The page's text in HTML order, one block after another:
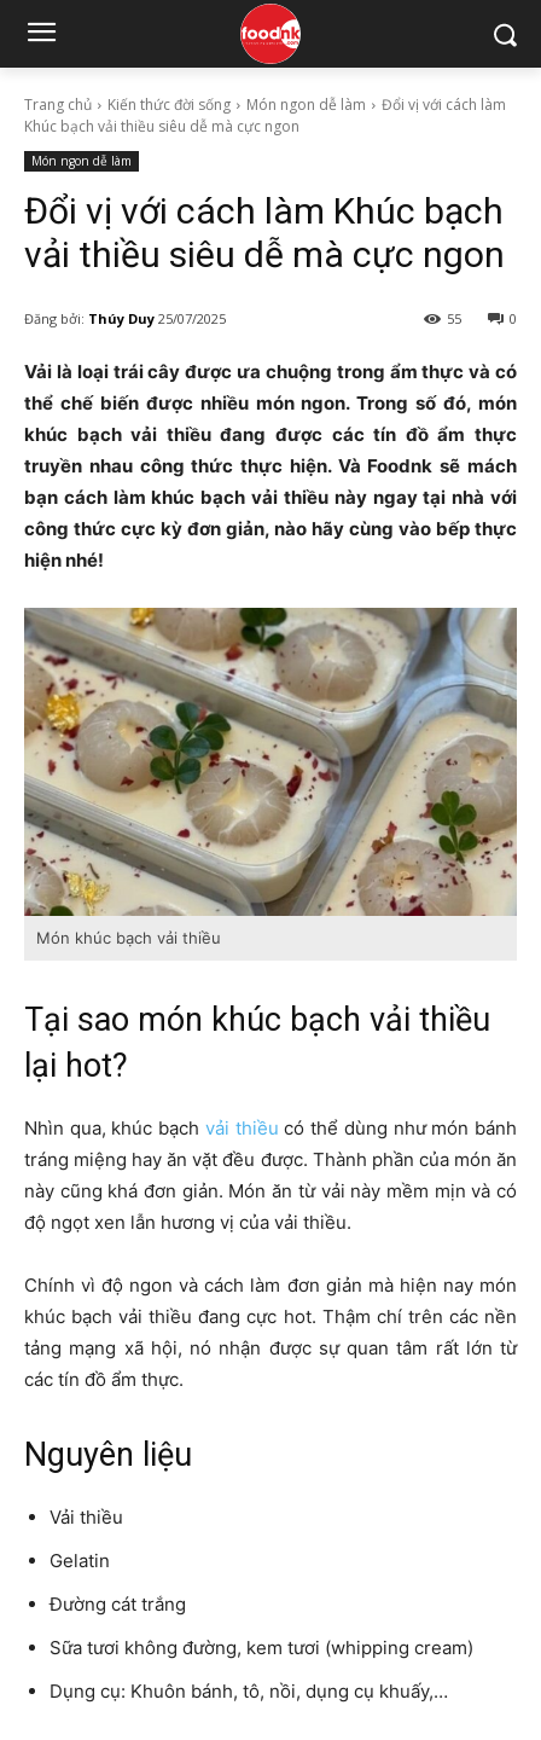
Trang chủ Kiến thức đời sống Món ngon dễ làm
Đổi vị với cách làm
Khúc bạch vải thiều siêu dễ mà cực ngon
Món ngon dễ làm
Đổi vị với cách làm Khúc bạch
vải thiều siêu dễ mà cực ngon
Đăng bởi: Thúy Duy 25/07/2025 0
55
Vải là loại trái cây được ưa chuộng trong ẩm thực và có
thể chế biến được nhiều món ngon. Trong số đó, món
khúc bạch vải thiều đang được các tín đồ ẩm thực
truyền nhau công thức thực hiện. Và Foodnk sẽ mách
bạn cách làm khúc bạch vải thiều này ngay tại nhà với
công thức cực kỳ đơn giản, nào hãy cùng vào bếp thực
hiện nhé!
Món khúc bạch vải thiều
Tại sao món khúc bạch vải thiều
lại hot?
Nhìn qua, khúc bạch vải thiều có thể dùng như món bánh
tráng miệng hay ăn vặt đều được. Thành phần của món ăn
này cũng khá đơn giản. Món ăn từ vải này mềm mịn và có
độ ngọt xen lẫn hương vị của vải thiều.
Chính vì độ ngon và cách làm đơn giản mà hiện nay món
khúc bạch vải thiều đang cực hot. Thậm chí trên các nền
tảng mạng xã hội, nó nhận được sự quan tâm rất lớn từ
các tín đồ ẩm thực.
Nguyên liệu
Vải thiều
Gelatin
Đường cát trắng
Sữa tươi không đường, kem tươi (whipping cream)
Dụng cụ: Khuôn bánh, tô, nồi, dụng cụ khuấy,…